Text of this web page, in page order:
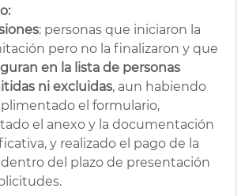
: personas que iniciaron la
pero no la finalizaron y que
en la lista de personas
ni excluidas, aun habiendo
el formulario,
el anexo y la documentación
y realizado el pago de la
del plazo de presentación